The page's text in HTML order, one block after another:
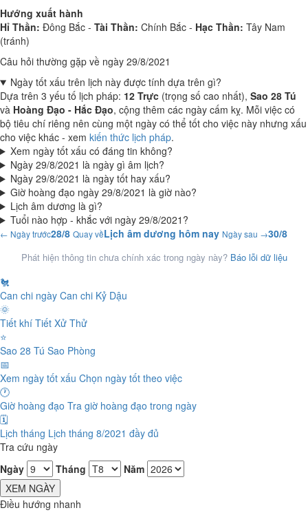
Hướng xuất hành
Hỉ Thần: Đông Bắc - Tài Thần: Chính Bắc - Hạc Thần: Tây Nam
(tránh)
Câu hỏi thường gặp về ngày 29/8/2021
Ngày tốt xấu trên lịch này được tính dựa trên gì?
Dựa trên 3 yếu tố lịch pháp: 12 Trực (trọng số cao nhất), Sao 28 Tú
và Hoàng Đạo - Hắc Đạo, cộng thêm các ngày cấm kỵ. Mỗi việc có
bộ tiêu chí riêng nên cùng một ngày có thể tốt cho việc này nhưng xấu
cho việc khác - xem kiến thức lịch pháp.
Xem ngày tốt xấu có đáng tin không?
Ngày 29/8/2021 là ngày gì âm lịch?
Ngày 29/8/2021 là ngày tốt hay xấu?
Giờ hoàng đạo ngày 29/8/2021 là giờ nào?
Lịch âm dương là gì?
Tuổi nào hợp - khắc với ngày 29/8/2021?
← Ngày trước28/8 Quay vềLịch âm dương hôm nay Ngày sau →30/8
Phát hiện thông tin chưa chính xác trong ngày này? Báo lỗi dữ liệu
🐔
Can chi ngày Can chi Kỷ Dậu
🌞
Tiết khí Tiết Xử Thử
⭐
Sao 28 Tú Sao Phòng
📅
Xem ngày tốt xấu Chọn ngày tốt theo việc
🕐
Giờ hoàng đạo Tra giờ hoàng đạo trong ngày
🗓️
Lịch tháng Lịch tháng 8/2021 đầy đủ
Tra cứu ngày
Ngày
Tháng
Năm
XEM NGÀY
Điều hướng nhanh